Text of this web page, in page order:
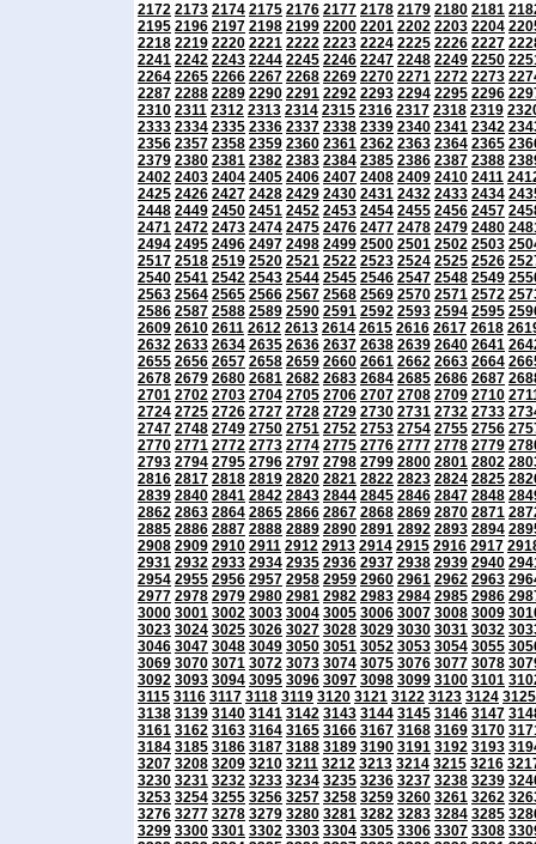
2172 2173 2174 2175 2176 2177 2178 2179 2180 2181
2195 2196 2197 2198 2199 2200 2201 2202 2203 2204
2218 2219 2220 2221 2222 2223 2224 2225 2226 2227
2241 2242 2243 2244 2245 2246 2247 2248 2249 2250
2264 2265 2266 2267 2268 2269 2270 2271 2272 2273
2287 2288 2289 2290 2291 2292 2293 2294 2295 2296
2310 2311 2312 2313 2314 2315 2316 2317 2318 2319
2333 2334 2335 2336 2337 2338 2339 2340 2341 2342
2356 2357 2358 2359 2360 2361 2362 2363 2364 2365
2379 2380 2381 2382 2383 2384 2385 2386 2387 2388
2402 2403 2404 2405 2406 2407 2408 2409 2410 2411
2425 2426 2427 2428 2429 2430 2431 2432 2433 2434
2448 2449 2450 2451 2452 2453 2454 2455 2456 2457
2471 2472 2473 2474 2475 2476 2477 2478 2479 2480
2494 2495 2496 2497 2498 2499 2500 2501 2502 2503
2517 2518 2519 2520 2521 2522 2523 2524 2525 2526
2540 2541 2542 2543 2544 2545 2546 2547 2548 2549
2563 2564 2565 2566 2567 2568 2569 2570 2571 2572
2586 2587 2588 2589 2590 2591 2592 2593 2594 2595
2609 2610 2611 2612 2613 2614 2615 2616 2617 2618
2632 2633 2634 2635 2636 2637 2638 2639 2640 2641
2655 2656 2657 2658 2659 2660 2661 2662 2663 2664
2678 2679 2680 2681 2682 2683 2684 2685 2686 2687
2701 2702 2703 2704 2705 2706 2707 2708 2709 2710
2724 2725 2726 2727 2728 2729 2730 2731 2732 2733
2747 2748 2749 2750 2751 2752 2753 2754 2755 2756
2770 2771 2772 2773 2774 2775 2776 2777 2778 2779
2793 2794 2795 2796 2797 2798 2799 2800 2801 2802
2816 2817 2818 2819 2820 2821 2822 2823 2824 2825
2839 2840 2841 2842 2843 2844 2845 2846 2847 2848
2862 2863 2864 2865 2866 2867 2868 2869 2870 2871
2885 2886 2887 2888 2889 2890 2891 2892 2893 2894
2908 2909 2910 2911 2912 2913 2914 2915 2916 2917
2931 2932 2933 2934 2935 2936 2937 2938 2939 2940
2954 2955 2956 2957 2958 2959 2960 2961 2962 2963
2977 2978 2979 2980 2981 2982 2983 2984 2985 2986
3000 3001 3002 3003 3004 3005 3006 3007 3008 3009
3023 3024 3025 3026 3027 3028 3029 3030 3031 3032
3046 3047 3048 3049 3050 3051 3052 3053 3054 3055
3069 3070 3071 3072 3073 3074 3075 3076 3077 3078
3092 3093 3094 3095 3096 3097 3098 3099 3100 3101
3115 3116 3117 3118 3119 3120 3121 3122 3123 3124 3125
3138 3139 3140 3141 3142 3143 3144 3145 3146 3147
3161 3162 3163 3164 3165 3166 3167 3168 3169 3170
3184 3185 3186 3187 3188 3189 3190 3191 3192 3193
3207 3208 3209 3210 3211 3212 3213 3214 3215 3216
3230 3231 3232 3233 3234 3235 3236 3237 3238 3239
3253 3254 3255 3256 3257 3258 3259 3260 3261 3262
3276 3277 3278 3279 3280 3281 3282 3283 3284 3285
3299 3300 3301 3302 3303 3304 3305 3306 3307 3308